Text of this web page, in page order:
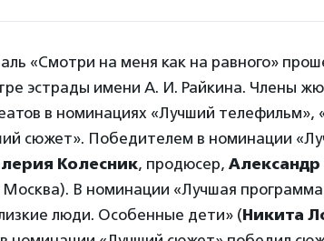
«Смотри на меня как на равного»
эстрады имени А. И. Райкина. Члены
в номинациях «Лучший телефильм»,
сюжет». Победителем в номинации
Колесник, продюсер,
В номинации «Лучшая
люди. Особенные дети» (Никита